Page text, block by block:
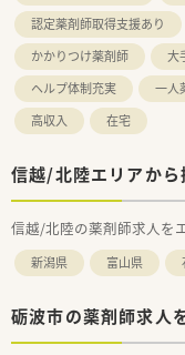
認定薬剤師取得支援あり
かかりつけ薬剤師
大
ヘルプ体制充実
一人
高収入
在宅
信越/北陸エリアから
信越/北陸の薬剤師求人を
新潟県 富山県
砺波市の薬剤師求人